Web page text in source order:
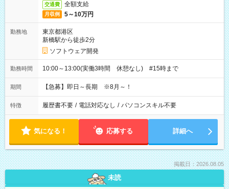
交通費 全額支給
月収例 5～10万円
勤務地
東京都港区
新橋駅から徒歩2分
ソフトウェア開発
勤務時間 10:00～13:00(実働3時間 休憩なし) #15時まで
期間 【急募】即日～長期 ※8月～！
特徴 履歴書不要 / 電話対応なし / パソコンスキル不要
気になる！ 応募する 詳細へ
掲載日：2026.08.05
未読